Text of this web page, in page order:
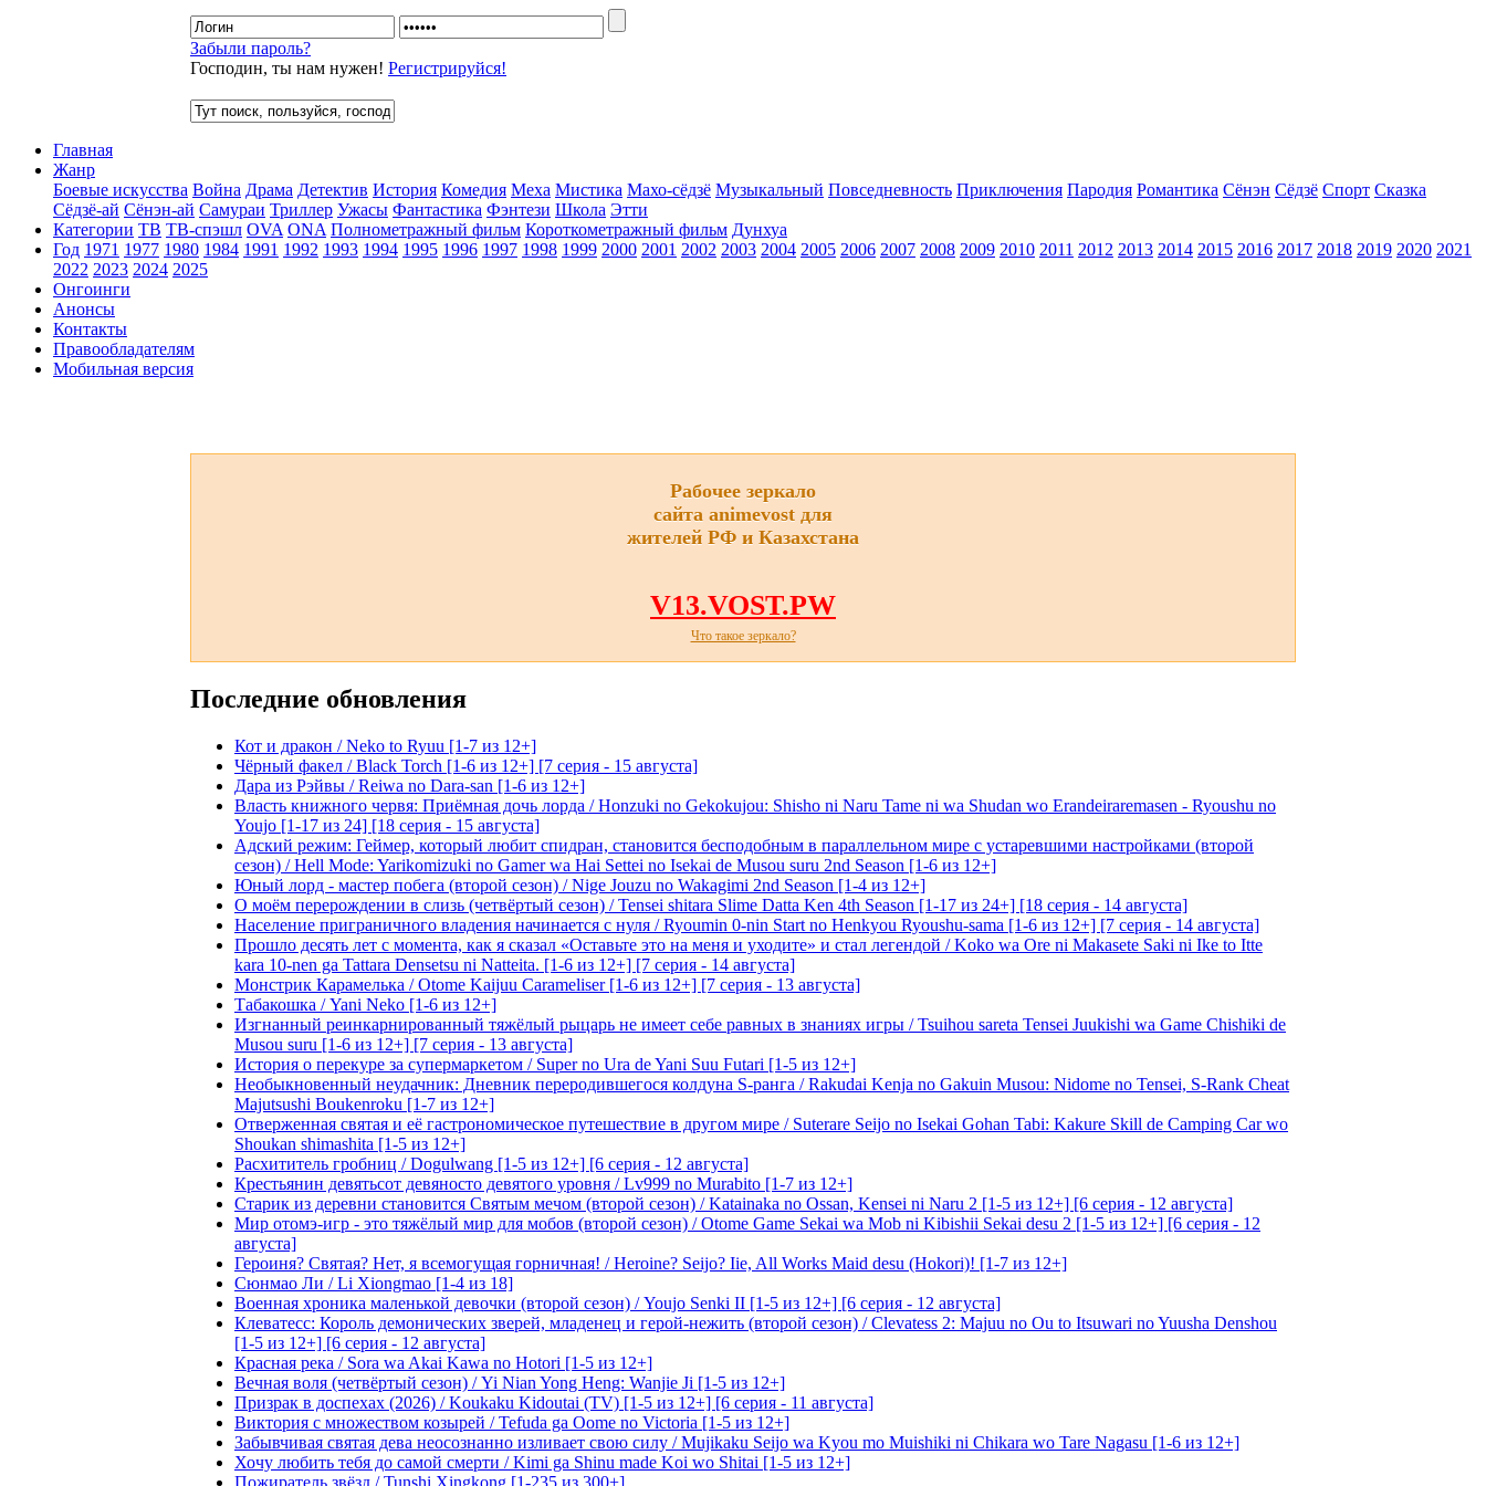
Забыли пароль?
Господин, ты нам нужен! Регистрируйся!
Главная
Жанр
Боевые искусства Война Драма Детектив История Комедия Меха Мистика Махо-сёдзё Музыкальный Повседневность Приключения Пародия Романтика Сёнэн Сёдзё Спорт Сказка
Сёдзё-ай Сёнэн-ай Самураи Триллер Ужасы Фантастика Фэнтези Школа Этти
Категории ТВ ТВ-спэшл OVA ONA Полнометражный фильм Короткометражный фильм Дунхуа
Год 1971 1977 1980 1984 1991 1992 1993 1994 1995 1996 1997 1998 1999 2000 2001 2002 2003 2004 2005 2006 2007 2008 2009 2010 2011 2012 2013 2014 2015 2016 2017 2018 2019 2020 2021
2022 2023 2024 2025
Онгоинги
Анонсы
Контакты
Правообладателям
Мобильная версия
Рабочее зеркало
сайта animevost для
жителей РФ и Казахстана
V13.VOST.PW
Что такое зеркало?
Последние обновления
Кот и дракон / Neko to Ryuu [1-7 из 12+]
Чёрный факел / Black Torch [1-6 из 12+] [7 серия - 15 августа]
Дара из Рэйвы / Reiwa no Dara-san [1-6 из 12+]
Власть книжного червя: Приёмная дочь лорда / Honzuki no Gekokujou: Shisho ni Naru Tame ni wa Shudan wo Erandeiraremasen - Ryoushu no
Youjo [1-17 из 24] [18 серия - 15 августа]
Адский режим: Геймер, который любит спидран, становится бесподобным в параллельном мире с устаревшими настройками (второй
сезон) / Hell Mode: Yarikomizuki no Gamer wa Hai Settei no Isekai de Musou suru 2nd Season [1-6 из 12+]
Юный лорд - мастер побега (второй сезон) / Nige Jouzu no Wakagimi 2nd Season [1-4 из 12+]
О моём перерождении в слизь (четвёртый сезон) / Tensei shitara Slime Datta Ken 4th Season [1-17 из 24+] [18 серия - 14 августа]
Население приграничного владения начинается с нуля / Ryoumin 0-nin Start no Henkyou Ryoushu-sama [1-6 из 12+] [7 серия - 14 августа]
Прошло десять лет с момента, как я сказал «Оставьте это на меня и уходите» и стал легендой / Koko wa Ore ni Makasete Saki ni Ike to Itte
kara 10-nen ga Tattara Densetsu ni Natteita. [1-6 из 12+] [7 серия - 14 августа]
Монстрик Карамелька / Otome Kaijuu Carameliser [1-6 из 12+] [7 серия - 13 августа]
Табакошка / Yani Neko [1-6 из 12+]
Изгнанный реинкарнированный тяжёлый рыцарь не имеет себе равных в знаниях игры / Tsuihou sareta Tensei Juukishi wa Game Chishiki de
Musou suru [1-6 из 12+] [7 серия - 13 августа]
История о перекуре за супермаркетом / Super no Ura de Yani Suu Futari [1-5 из 12+]
Необыкновенный неудачник: Дневник переродившегося колдуна S-ранга / Rakudai Kenja no Gakuin Musou: Nidome no Tensei, S-Rank Cheat
Majutsushi Boukenroku [1-7 из 12+]
Отверженная святая и её гастрономическое путешествие в другом мире / Suterare Seijo no Isekai Gohan Tabi: Kakure Skill de Camping Car wo
Shoukan shimashita [1-5 из 12+]
Расхититель гробниц / Dogulwang [1-5 из 12+] [6 серия - 12 августа]
Крестьянин девятьсот девяносто девятого уровня / Lv999 no Murabito [1-7 из 12+]
Старик из деревни становится Святым мечом (второй сезон) / Katainaka no Ossan, Kensei ni Naru 2 [1-5 из 12+] [6 серия - 12 августа]
Мир отомэ-игр - это тяжёлый мир для мобов (второй сезон) / Otome Game Sekai wa Mob ni Kibishii Sekai desu 2 [1-5 из 12+] [6 серия - 12
августа]
Героиня? Святая? Нет, я всемогущая горничная! / Heroine? Seijo? Iie, All Works Maid desu (Hokori)! [1-7 из 12+]
Сюнмао Ли / Li Xiongmao [1-4 из 18]
Военная хроника маленькой девочки (второй сезон) / Youjo Senki II [1-5 из 12+] [6 серия - 12 августа]
Клеватесс: Король демонических зверей, младенец и герой-нежить (второй сезон) / Clevatess 2: Majuu no Ou to Itsuwari no Yuusha Denshou
[1-5 из 12+] [6 серия - 12 августа]
Красная река / Sora wa Akai Kawa no Hotori [1-5 из 12+]
Вечная воля (четвёртый сезон) / Yi Nian Yong Heng: Wanjie Ji [1-5 из 12+]
Призрак в доспехах (2026) / Koukaku Kidoutai (TV) [1-5 из 12+] [6 серия - 11 августа]
Виктория с множеством козырей / Tefuda ga Oome no Victoria [1-5 из 12+]
Забывчивая святая дева неосознанно изливает свою силу / Mujikaku Seijo wa Kyou mo Muishiki ni Chikara wo Tare Nagasu [1-6 из 12+]
Хочу любить тебя до самой смерти / Kimi ga Shinu made Koi wo Shitai [1-5 из 12+]
Пожиратель звёзд / Tunshi Xingkong [1-235 из 300+]